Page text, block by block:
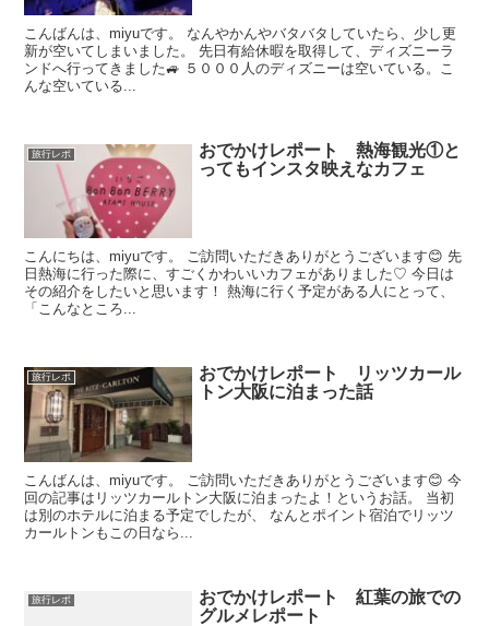
こんばんは、miyuです。 なんやかんやバタバタしていたら、少し更
新が空いてしまいました。 先日有給休暇を取得して、ディズニーラ
ンドへ行ってきました🚙 ５０００人のディズニーは空いている。こ
んな空いている...
旅行レポ
おでかけレポート 熱海観光①と
ってもインスタ映えなカフェ
こんにちは、miyuです。 ご訪問いただきありがとうございます😊 先
日熱海に行った際に、すごくかわいいカフェがありました♡ 今日は
その紹介をしたいと思います！ 熱海に行く予定がある人にとって、
「こんなところ...
旅行レポ
おでかけレポート リッツカール
トン大阪に泊まった話
こんばんは、miyuです。 ご訪問いただきありがとうございます😊 今
回の記事はリッツカールトン大阪に泊まったよ！というお話。 当初
は別のホテルに泊まる予定でしたが、 なんとポイント宿泊でリッツ
カールトンもこの日なら...
旅行レポ
おでかけレポート 紅葉の旅での
グルメレポート